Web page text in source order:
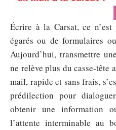
Écrire à la Carsat, ce
égarés ou de formulaires
Aujourd’hui, transmettre
ne relève plus du casse-tête
mail, rapide et sans frais,
prédilection pour
obtenir une information
l’attente interminable au